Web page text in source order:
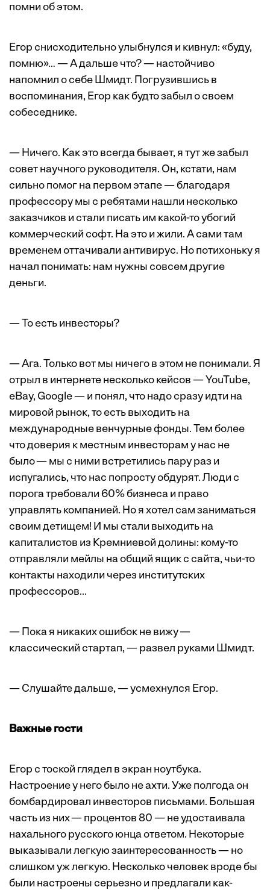
помни об этом.
Егор снисходительно улыбнулся и кивнул: «буду,
помню»… — А дальше что? — настойчиво
напомнил о себе Шмидт. Погрузившись в
воспоминания, Егор как будто забыл о своем
собеседнике.
— Ничего. Как это всегда бывает, я тут же забыл
совет научного руководителя. Он, кстати, нам
сильно помог на первом этапе — благодаря
профессору мы с ребятами нашли несколько
заказчиков и стали писать им какой-то убогий
коммерческий софт. На это и жили. А сами там
временем оттачивали антивирус. Но потихоньку я
начал понимать: нам нужны совсем другие
деньги.
— То есть инвесторы?
— Ага. Только вот мы ничего в этом не понимали. Я
отрыл в интернете несколько кейсов — YouTube,
eBay, Google — и понял, что надо сразу идти на
мировой рынок, то есть выходить на
международные венчурные фонды. Тем более
что доверия к местным инвесторам у нас не
было — мы с ними встретились пару раз и
испугались, что нас попросту обдурят. Люди с
порога требовали 60% бизнеса и право
управлять компанией. Но я хотел сам заниматься
своим детищем! И мы стали выходить на
капиталистов из Кремниевой долины: кому-то
отправляли мейлы на общий ящик с сайта, чьи-то
контакты находили через институтских
профессоров...
— Пока я никаких ошибок не вижу —
классический стартап, — развел руками Шмидт.
— Слушайте дальше, — усмехнулся Егор.
Важные гости
Егор с тоской глядел в экран ноутбука.
Настроение у него было не ахти. Уже полгода он
бомбардировал инвесторов письмами. Большая
часть из них — процентов 80 — не удостаивала
нахального русского юнца ответом. Некоторые
выказывали легкую заинтересованность — но
слишком уж легкую. Несколько человек вроде бы
были настроены серьезно и предлагали как-